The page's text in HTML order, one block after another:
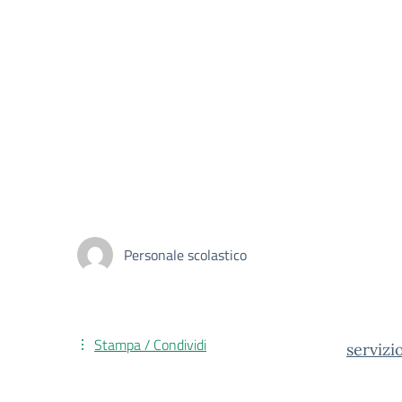
Personale scolastico
Stampa / Condividi